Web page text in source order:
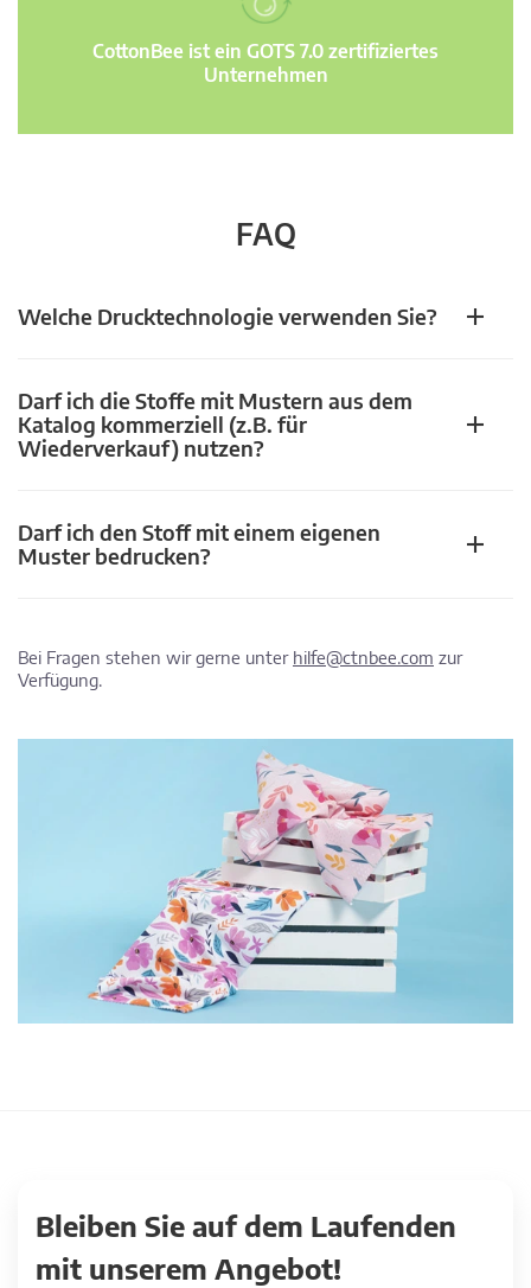
CottonBee ist ein GOTS 7.0 zertifiziertes
Unternehmen
FAQ
Welche Drucktechnologie verwenden Sie?
Darf ich die Stoffe mit Mustern aus dem
Katalog kommerziell (z.B. für
Wiederverkauf) nutzen?
Darf ich den Stoff mit einem eigenen
Muster bedrucken?
Bei Fragen stehen wir gerne unter hilfe@ctnbee.com zur
Verfügung.
Bleiben Sie auf dem Laufenden
mit unserem Angebot!